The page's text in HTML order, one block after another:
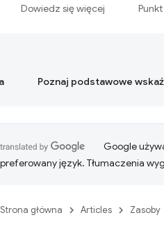
Dowiedz się więcej
Poznaj podstawowe
Google
preferowany język. Tłumaczenia
Strona główna Articles Zasoby